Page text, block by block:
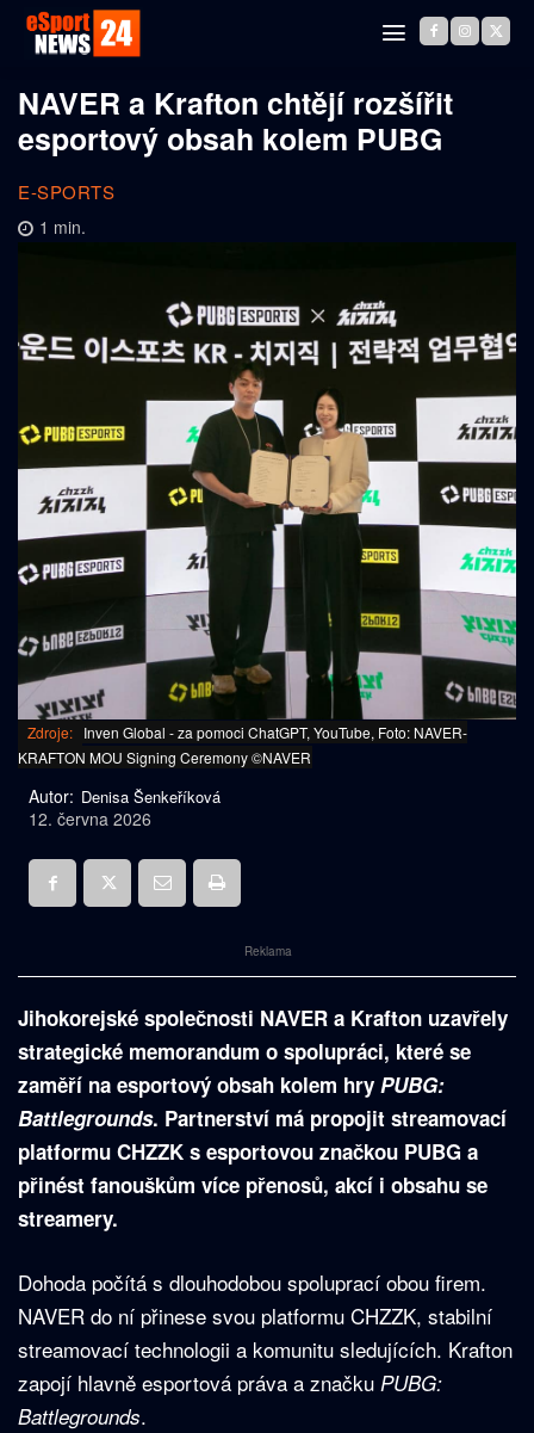
NAVER a Krafton chtějí rozšířit
esportový obsah kolem PUBG
E-SPORTS
1 min.
Zdroje: Inven Global - za pomoci ChatGPT, YouTube, Foto: NAVER-
KRAFTON MOU Signing Ceremony ©NAVER
Autor: Denisa Šenkeříková
12. června 2026
Reklama
Jihokorejské společnosti NAVER a Krafton uzavřely
strategické memorandum o spolupráci, které se
zaměří na esportový obsah kolem hry PUBG:
Battlegrounds. Partnerství má propojit streamovací
platformu CHZZK s esportovou značkou PUBG a
přinést fanouškům více přenosů, akcí i obsahu se
streamery.
Dohoda počítá s dlouhodobou spoluprací obou firem.
NAVER do ní přinese svou platformu CHZZK, stabilní
streamovací technologii a komunitu sledujících. Krafton
zapojí hlavně esportová práva a značku PUBG:
Battlegrounds.